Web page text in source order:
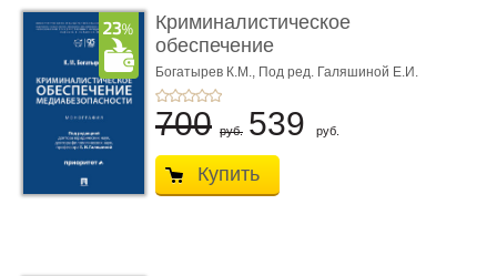
Криминалистическое
обеспечение
медиабезопас� ...
Богатырев К.М., Под ред. Галяшиной Е.И.
700 руб. 539 руб.
Купить